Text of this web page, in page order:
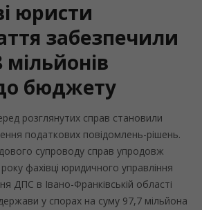
юристи
забезпечили
бюджету
розглянутих справ становили
податкових повідомлень-рішень.
супроводу справ упродовж
фахівці юридичного управління
ДПС в Івано-Франківській області
у спорах на суму 97,7 мільйона